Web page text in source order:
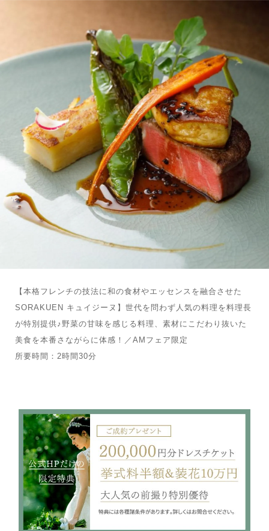
【本格フレンチの技法に和の食材やエッセンスを融合させた
SORAKUEN キュイジーヌ】世代を問わず人気の料理を料理長
が特別提供♪野菜の甘味を感じる料理、素材にこだわり抜いた
美食を本番さながらに体感！／AMフェア限定
所要時間：2時間30分